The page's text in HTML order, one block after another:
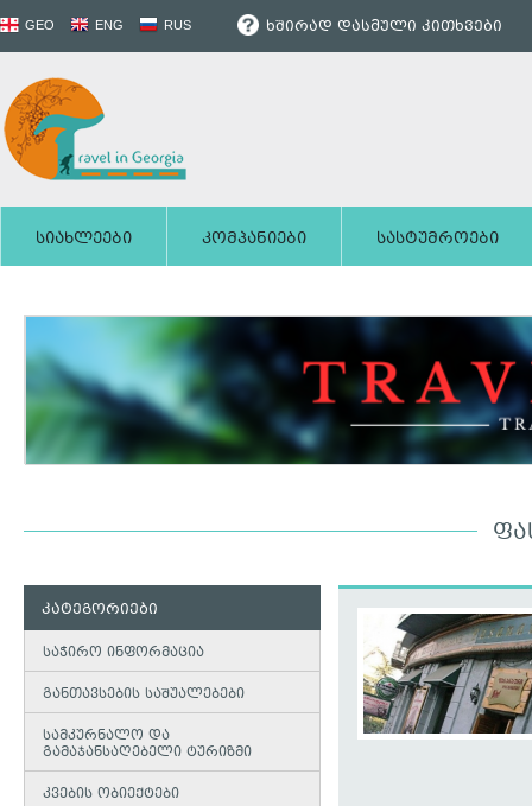
GEO ENG RUS ხშირად დასმული კითხვები
სიახლეები კომპანიები სასტუმროები
კატეგორიები
საჭირო ინფორმაცია
განთავსების საშუალებები
სამკურნალო და
გამაჯანსაღებელი ტურიზმი
კვების ობიექტები